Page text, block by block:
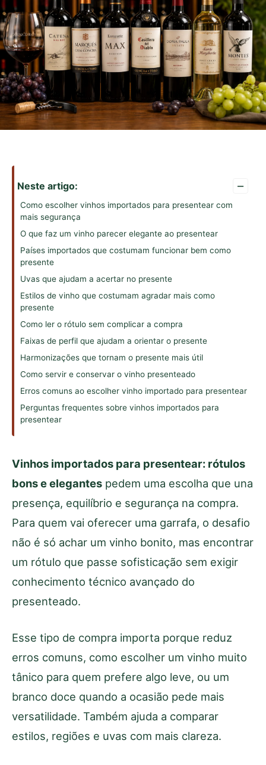
Neste artigo: –
Como escolher vinhos importados para presentear com
mais segurança
O que faz um vinho parecer elegante ao presentear
Países importados que costumam funcionar bem como
presente
Uvas que ajudam a acertar no presente
Estilos de vinho que costumam agradar mais como
presente
Como ler o rótulo sem complicar a compra
Faixas de perfil que ajudam a orientar o presente
Harmonizações que tornam o presente mais útil
Como servir e conservar o vinho presenteado
Erros comuns ao escolher vinho importado para presentear
Perguntas frequentes sobre vinhos importados para
presentear
Vinhos importados para presentear: rótulos
bons e elegantes pedem uma escolha que una
presença, equilíbrio e segurança na compra.
Para quem vai oferecer uma garrafa, o desafio
não é só achar um vinho bonito, mas encontrar
um rótulo que passe sofisticação sem exigir
conhecimento técnico avançado do
presenteado.
Esse tipo de compra importa porque reduz
erros comuns, como escolher um vinho muito
tânico para quem prefere algo leve, ou um
branco doce quando a ocasião pede mais
versatilidade. Também ajuda a comparar
estilos, regiões e uvas com mais clareza.